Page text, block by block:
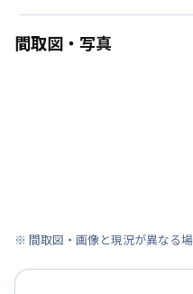
間取図・写真
※ 間取図・画像と現況が異なる場